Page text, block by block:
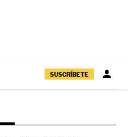
SUSCRÍBETE